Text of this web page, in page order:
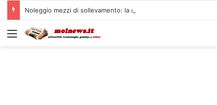
Noleggio mezzi di sollevamento: la migliore soluzione
Menu